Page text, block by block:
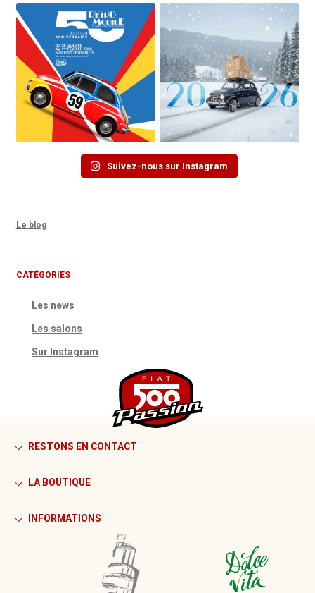
Suivez-nous sur Instagram
Le blog
CATÉGORIES
Les news
Les salons
Sur Instagram
RESTONS EN CONTACT
LA BOUTIQUE
INFORMATIONS